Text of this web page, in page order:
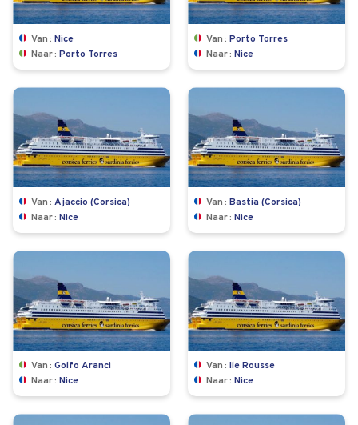
Van
Nice
Naar
Porto Torres
Van
Porto Torres
Naar
Nice
Van
Ajaccio (Corsica)
Naar
Nice
Van
Bastia (Corsica)
Naar
Nice
Van
Golfo Aranci
Naar
Nice
Van
Ile Rousse
Naar
Nice